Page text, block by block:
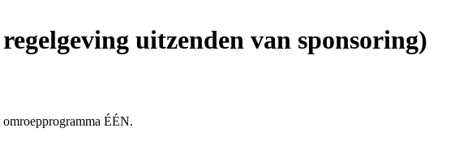
uitzenden van sponsoring)
ÉÉN.